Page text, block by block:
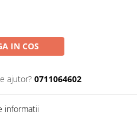
IN COS
ajutor? 0711064602
informatii